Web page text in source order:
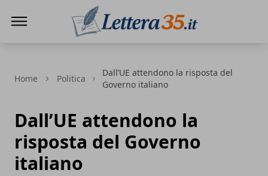
Home Politica
Dall’UE attendono la risposta del
Governo italiano
Dall’UE attendono la
risposta del Governo
italiano